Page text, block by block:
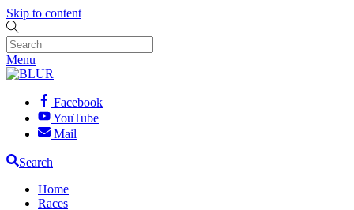
Skip to content
Menu
Facebook
YouTube
Mail
Search
Home
Races